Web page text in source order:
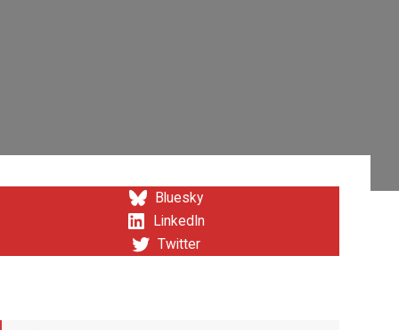
Bluesky
LinkedIn
Twitter